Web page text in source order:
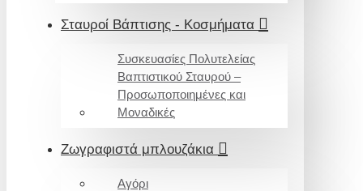
Σταυροί Βάπτισης - Κοσμήματα
Συσκευασίες Πολυτελείας
Βαπτιστικού Σταυρού –
Προσωποποιημένες και
Μοναδικές
Ζωγραφιστά μπλουζάκια
Αγόρι